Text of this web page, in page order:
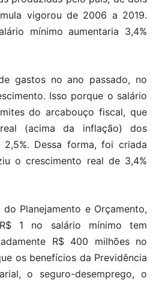
vigorou de 2006 a 2019.
mínimo aumentaria 3,4%
gastos no ano passado, no
Isso porque o salário
do arcabouço fiscal, que
(acima da inflação) dos
Dessa forma, foi criada
o crescimento real de 3,4%
Planejamento e Orçamento,
1 no salário mínimo tem
R$ 400 milhões no
os benefícios da Previdência
o seguro-desemprego, o